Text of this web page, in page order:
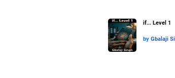
if... Level 1
by Gbalaji